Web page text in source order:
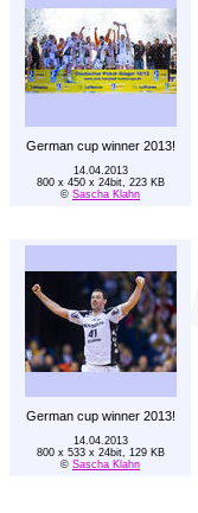
German cup winner 2013!
14.04.2013
800 x 450 x 24bit, 223 KB
© Sascha Klahn
German cup winner 2013!
14.04.2013
800 x 533 x 24bit, 129 KB
© Sascha Klahn